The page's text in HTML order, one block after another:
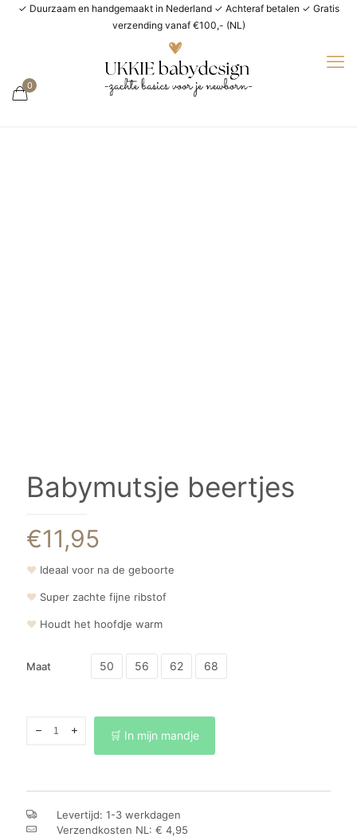
✓ Duurzaam en handgemaakt in Nederland ✓ Achteraf betalen ✓ Gratis
verzending vanaf €100,- (NL)
0
Babymutsje beertjes
€11,95
❤ Ideaal voor na de geboorte
❤ Super zachte fijne ribstof
❤ Houdt het hoofdje warm
Maat 50 56 62 68
beertjes
🛒 In mijn mandje
Levertijd: 1-3 werkdagen
Verzendkosten NL: € 4,95